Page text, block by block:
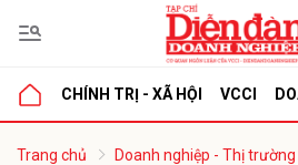
CHÍNH TRỊ - XÃ HỘI VCCI
Trang chủ
Doanh nghiệp - Thị trường
luận